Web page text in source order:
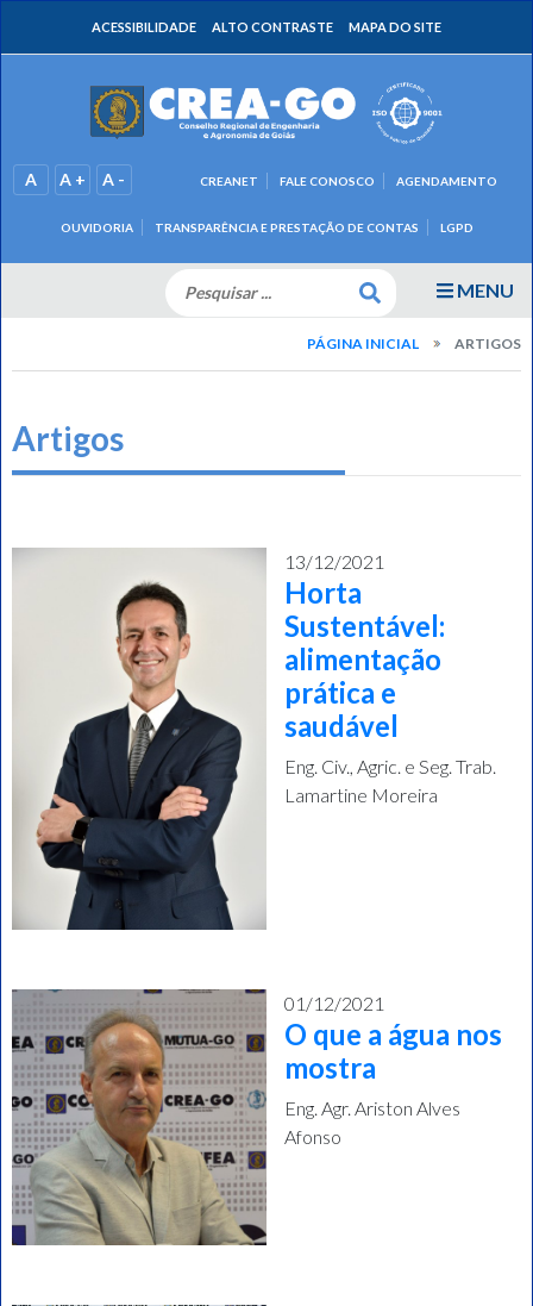
ACESSIBILIDADE ALTO CONTRASTE MAPA DO SITE
A A + A -
OUVIDORIA TRANSPARÊNCIA E PRESTAÇÃO DE CONTAS LGPD
CREANET FALE CONOSCO AGENDAMENTO
MENU
PÁGINA INICIAL ARTIGOS
Artigos
13/12/2021
Horta
Sustentável:
alimentação
prática e
saudável
Eng. Civ., Agric. e Seg. Trab.
Lamartine Moreira
01/12/2021
O que a água nos
mostra
Eng. Agr. Ariston Alves
Afonso